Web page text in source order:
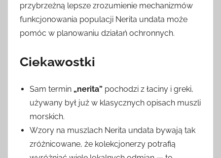
przybrzeżną lepsze zrozumienie mechanizmów
funkcjonowania populacji Nerita undata może
pomóc w planowaniu działań ochronnych.
Ciekawostki
Sam termin „nerita” pochodzi z łaciny i greki,
używany był już w klasycznych opisach muszli
morskich.
Wzory na muszlach Nerita undata bywają tak
zróżnicowane, że kolekcjonerzy potrafią